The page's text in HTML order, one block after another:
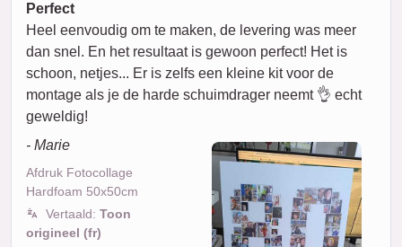
Perfect
Heel eenvoudig om te maken, de levering was meer
dan snel. En het resultaat is gewoon perfect! Het is
schoon, netjes... Er is zelfs een kleine kit voor de
montage als je de harde schuimdrager neemt 👌 echt
geweldig!
- Marie
Afdruk Fotocollage
Hardfoam 50x50cm
Vertaald: Toon
origineel (fr)